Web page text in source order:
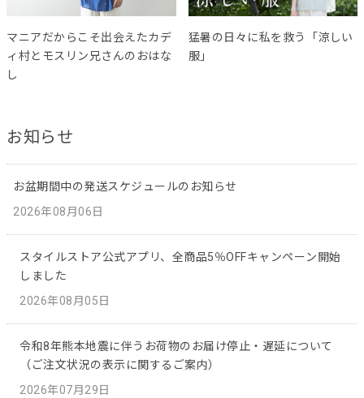
マニアだからこそ出会えたカデ
ィ村とモスリン兄さんのおはな
し
猛暑の日々に私を救う「涼しい
服」
お知らせ
お盆期間中の発送スケジュールのお知らせ
2026年08月06日
スタイルストア公式アプリ、全商品5％OFFキャンペーン開始
しました
2026年08月05日
令和8年熊本地震に伴うお荷物のお届け停止・遅延について
（ご注文状況の表示に関するご案内）
2026年07月29日